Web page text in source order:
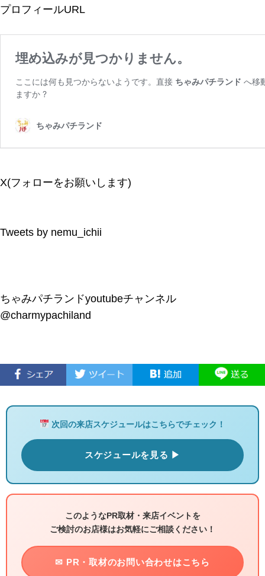
プロフィールURL
X(フォローをお願いします)
Tweets by nemu_ichii
ちゃみパチランドyoutubeチャンネル
@charmypachiland
次回の来店スケジュールはこちらでチェック！
スケジュールを見る ▶
このようなPR取材・来店イベントを
ご検討のお店様はお気軽にご相談ください！
✉ PR・取材のお問い合わせはこちら